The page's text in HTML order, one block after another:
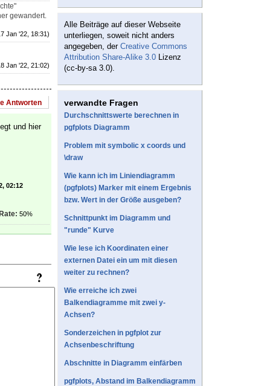
gewandert.
Jan '22, 18:31)
Jan '22, 21:02)
Antworten
und hier
02:12
50%
Alle Beiträge auf dieser Webseite
unterliegen, soweit nicht anders
angegeben, der Creative Commons
Attribution Share-Alike 3.0 Lizenz
(cc-by-sa 3.0).
verwandte Fragen
Durchschnittswerte berechnen in
pgfplots Diagramm
Problem mit symbolic x coords und
\draw
Wie kann ich im Liniendiagramm
(pgfplots) Marker mit einem Ergebnis
bzw. Wert in der Größe ausgeben?
Schnittpunkt im Diagramm und
"runde" Kurve
Wie lese ich Koordinaten einer
externen Datei ein um mit diesen
weiter zu rechnen?
Wie erreiche ich zwei
Balkendiagramme mit zwei y-
Achsen?
Sonderzeichen in pgfplot zur
Achsenbeschriftung
Abschnitte in Diagramm einfärben
pgfplots, Abstand im Balkendiagramm